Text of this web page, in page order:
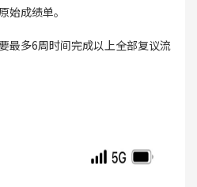
始成绩单。
最多6周时间完成以上全部复议流